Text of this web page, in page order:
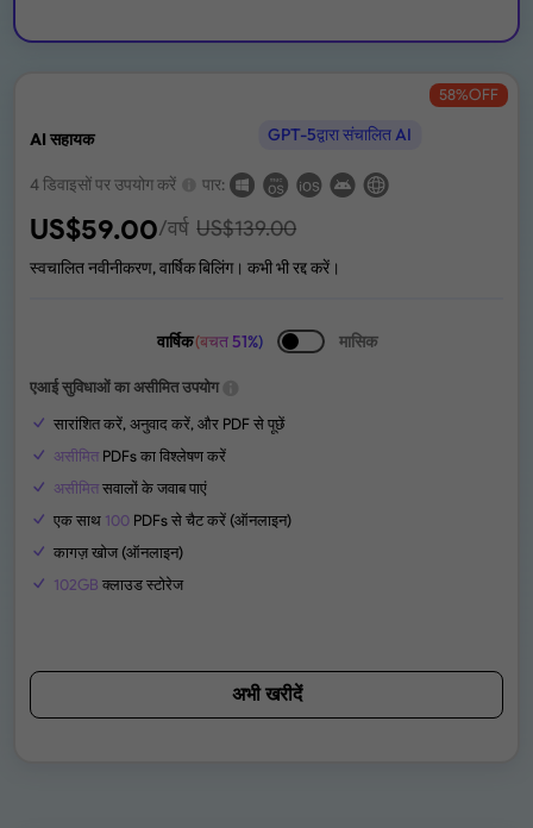
AI सहायक GPT-5द्वारा संचालित AI
58%OFF
4 डिवाइसों पर उपयोग करें पार:
US$59.00/वर्ष US$139.00
स्वचालित नवीनीकरण, वार्षिक बिलिंग। कभी भी रद्द करें।
वार्षिक(बचत 51%) मासिक
एआई सुविधाओं का असीमित उपयोग
सारांशित करें, अनुवाद करें, और PDF से पूछें
असीमित PDFs का विश्लेषण करें
असीमित सवालों के जवाब पाएं
एक साथ 100 PDFs से चैट करें (ऑनलाइन)
कागज़ खोज (ऑनलाइन)
102GB क्लाउड स्टोरेज
अभी खरीदें